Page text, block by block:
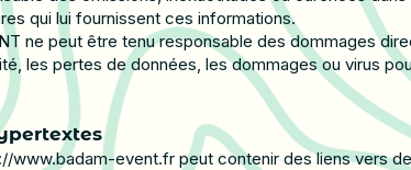
qui lui fournissent ces informations.
ne peut être tenu responsable des dommages
les pertes de données, les dommages ou virus
www.badam-event.fr peut contenir des liens vers